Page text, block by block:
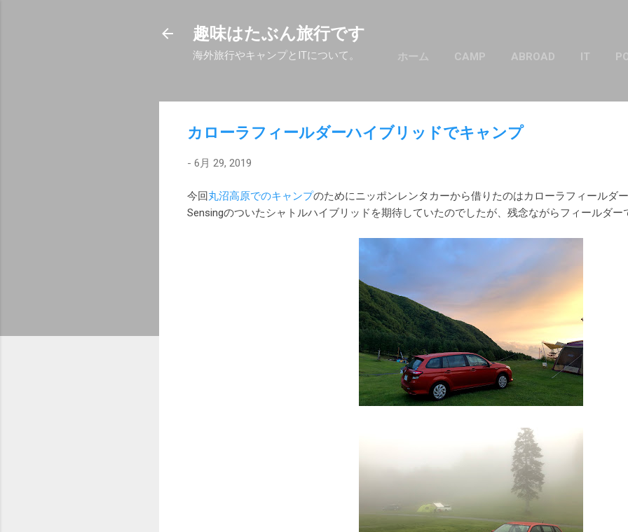
趣味はたぶん旅行です
海外旅行やキャンプとITについて。 ホーム CAMP ABROAD IT
カローラフィールダーハイブリッドでキャンプ
- 6月 29, 2019
今回丸沼高原でのキャンプのためにニッポンレンタカーから借りたのはカローラフィールダ
Sensingのついたシャトルハイブリッドを期待していたのでしたが、残念ながらフィールダー